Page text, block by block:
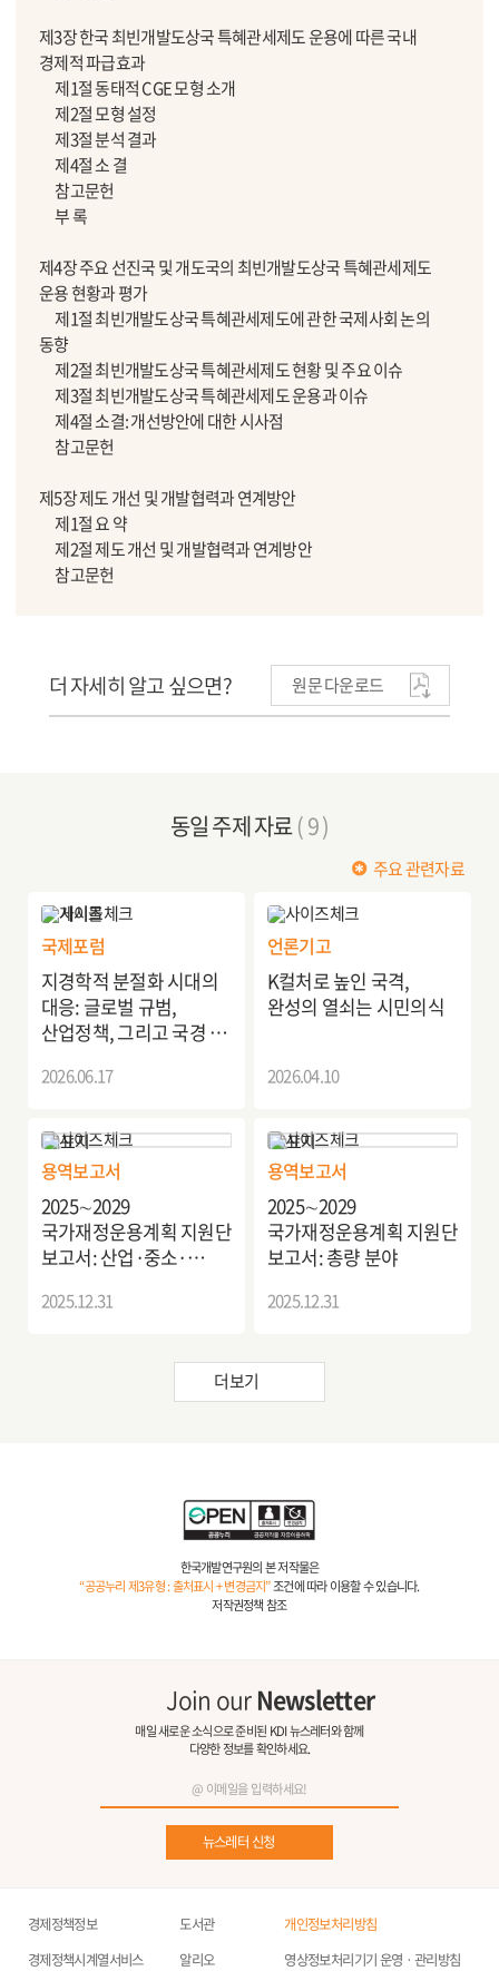
제3장 한국 최빈개발도상국 특혜관세제도 운용에 따른 국내
경제적 파급효과
제1절 동태적 CGE 모형 소개
제2절 모형 설정
제3절 분석 결과
제4절 소 결
참고문헌
부 록
제4장 주요 선진국 및 개도국의 최빈개발도상국 특혜관세제도
운용 현황과 평가
제1절 최빈개발도상국 특혜관세제도에 관한 국제사회 논의
동향
제2절 최빈개발도상국 특혜관세제도 현황 및 주요 이슈
제3절 최빈개발도상국 특혜관세제도 운용과 이슈
제4절 소결: 개선방안에 대한 시사점
참고문헌
제5장 제도 개선 및 개발협력과 연계방안
제1절 요 약
제2절 제도 개선 및 개발협력과 연계방안
참고문헌
더 자세히 알고 싶으면? 원문 다운로드
동일 주제 자료( 9 )
주요 관련자료
국제포럼
지경학적 분절화 시대의
대응: 글로벌 규범,
산업정책, 그리고 국경 간
2026.06.17
언론기고
K컬처로 높인 국격,
완성의 열쇠는 시민의식
2026.04.10
용역보고서
2025∼2029
국가재정운용계획 지원단
보고서: 산업·중소·
2025.12.31
용역보고서
2025∼2029
국가재정운용계획 지원단
보고서: 총량 분야
2025.12.31
더보기
한국개발연구원의 본 저작물은
“공공누리 제3유형 : 출처표시 + 변경금지”조건에 따라 이용할 수 있습니다.
저작권정책 참조
Join ourNewsletter
매일 새로운 소식으로 준비된 KDI 뉴스레터와 함께
다양한 정보를 확인하세요.
뉴스레터 신청
경제정책정보
경제정책시계열서비스
도서관
알리오
개인정보처리방침
영상정보처리기기 운영ㆍ관리방침